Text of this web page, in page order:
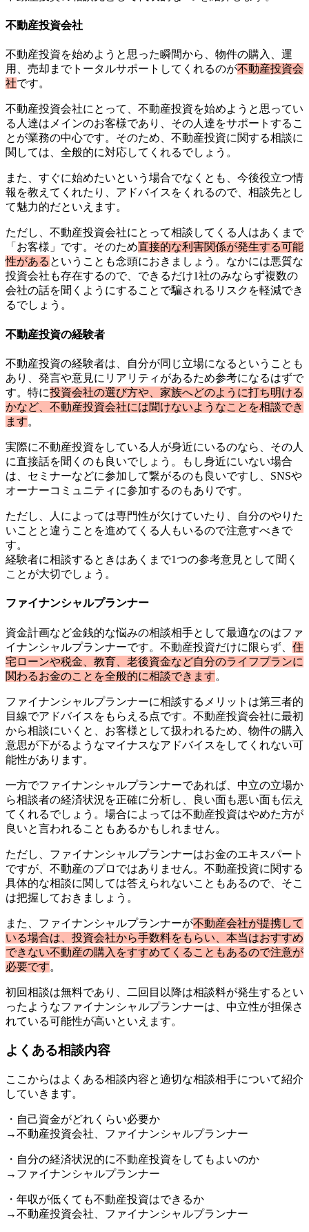
不動産投資会社
不動産投資を始めようと思った瞬間から、物件の購入、運
用、売却までトータルサポートしてくれるのが不動産投資会
社です。
不動産投資会社にとって、不動産投資を始めようと思ってい
る人達はメインのお客様であり、その人達をサポートするこ
とが業務の中心です。そのため、不動産投資に関する相談に
関しては、全般的に対応してくれるでしょう。
また、すぐに始めたいという場合でなくとも、今後役立つ情
報を教えてくれたり、アドバイスをくれるので、相談先とし
て魅力的だといえます。
ただし、不動産投資会社にとって相談してくる人はあくまで
「お客様」です。そのため直接的な利害関係が発生する可能
性がある ということも念頭におきましょう。なかには悪質な
投資会社も存在するので、できるだけ1社のみならず複数の
会社の話を聞くようにすることで騙されるリスクを軽減でき
るでしょう。
不動産投資の経験者
不動産投資の経験者は、自分が同じ立場になるということも
あり、発言や意見にリアリティがあるため参考になるはずで
す。特に投資会社の選び方や、家族へどのように打ち明ける
かなど、不動産投資会社には聞けないようなことを相談でき
ます。
実際に不動産投資をしている人が身近にいるのなら、その人
に直接話を聞くのも良いでしょう。もし身近にいない場合
は、セミナーなどに参加して繋がるのも良いですし、SNSや
オーナーコミュニティに参加するのもありです。
ただし、人によっては専門性が欠けていたり、自分のやりた
いことと違うことを進めてくる人もいるので注意すべきで
す。
経験者に相談するときはあくまで1つの参考意見として聞く
ことが大切でしょう。
ファイナンシャルプランナー
資金計画など金銭的な悩みの相談相手として最適なのはファ
イナンシャルプランナーです。不動産投資だけに限らず、 住
宅ローンや税金、教育、老後資金など自分のライフプランに
関わるお金のことを全般的に相談できます。
ファイナンシャルプランナーに相談するメリットは第三者的
目線でアドバイスをもらえる点です。不動産投資会社に最初
から相談にいくと、お客様として扱われるため、物件の購入
意思が下がるようなマイナスなアドバイスをしてくれない可
能性があります。
一方でファイナンシャルプランナーであれば、中立の立場か
ら相談者の経済状況を正確に分析し、良い面も悪い面も伝え
てくれるでしょう。場合によっては不動産投資はやめた方が
良いと言われることもあるかもしれません。
ただし、ファイナンシャルプランナーはお金のエキスパート
ですが、不動産のプロではありません。不動産投資に関する
具体的な相談に関しては答えられないこともあるので、そこ
は把握しておきましょう。
また、ファイナンシャルプランナーが不動産会社が提携して
いる場合は、投資会社から手数料をもらい、本当はおすすめ
できない不動産の購入をすすめてくることもあるので注意が
必要です。
初回相談は無料であり、二回目以降は相談料が発生するとい
ったようなファイナンシャルプランナーは、中立性が担保さ
れている可能性が高いといえます。
よくある相談内容
ここからはよくある相談内容と適切な相談相手について紹介
していきます。
・自己資金がどれくらい必要か
→不動産投資会社、ファイナンシャルプランナー
・自分の経済状況的に不動産投資をしてもよいのか
→ファイナンシャルプランナー
・年収が低くても不動産投資はできるか
→不動産投資会社、ファイナンシャルプランナー